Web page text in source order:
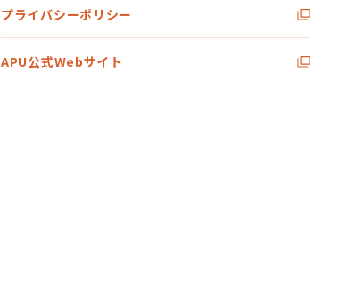
プライバシーポリシー
APU公式Webサイト